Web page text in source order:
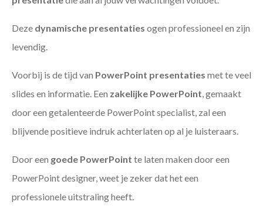
Deze dynamische presentaties ogen professioneel en zijn
levendig.
Voorbij is de tijd van PowerPoint presentaties met te veel
slides en informatie. Een zakelijke PowerPoint, gemaakt
door een getalenteerde PowerPoint specialist, zal een
blijvende positieve indruk achterlaten op al je luisteraars.
Door een goede PowerPoint te laten maken door een
PowerPoint designer, weet je zeker dat het een
professionele uitstraling heeft.